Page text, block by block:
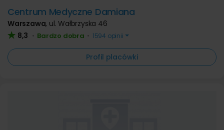
Centrum Medyczne Damiana
Warszawa, ul. Wałbrzyska 46
8,3 • Bardzo dobra • 1594 opinii
Profil placówki